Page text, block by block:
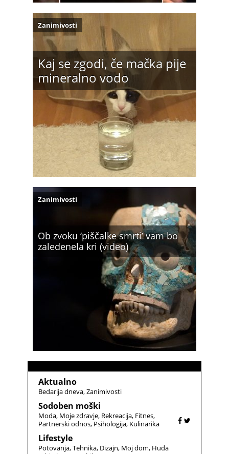
Kaj se zgodi, če mačka pije
mineralno vodo
Zanimivosti
Ob zvoku ‘piščalke smrti’ vam bo
zaledenela kri (video)
Zanimivosti
Aktualno
Bedarija dneva Zanimivosti
Sodoben moški
Moda Moje zdravje Rekreacija Fitnes
Partnerski odnos Psihologija Kulinarika
Lifestyle
Potovanja Tehnika Dizajn Moj dom Huda